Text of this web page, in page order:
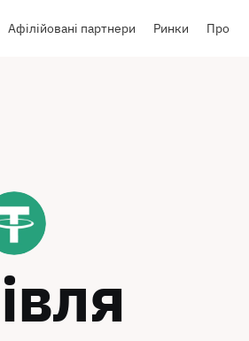
Афілійовані партнери Ринки Про
USDT